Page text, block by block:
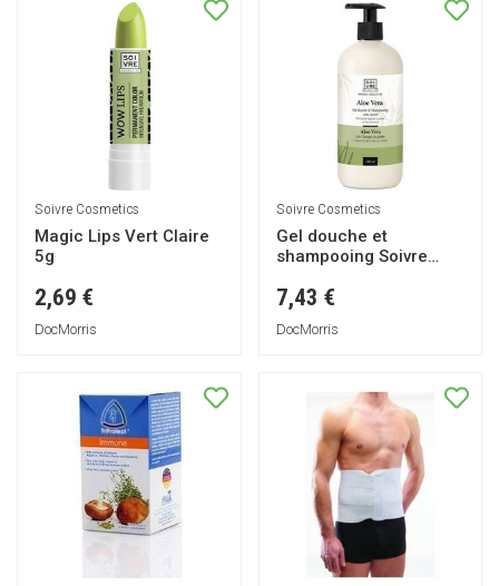
Soivre Cosmetics
Magic Lips Vert Claire
5g
2,69 €
DocMorris
Soivre Cosmetics
Gel douche et
shampooing Soivre
7,43 €
DocMorris